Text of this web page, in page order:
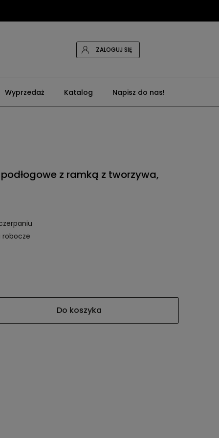
ZALOGUJ SIĘ
Wyprzedaż Katalog Napisz do nas!
z ramką z tworzywa,
robocze
Do koszyka